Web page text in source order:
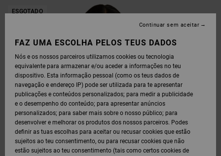
ESGOTADO
FAZ UMA ESCOLHA PELOS TEUS DADOS
Nós e os nossos parceiros utilizamos cookies ou tecnologia
equivalente para armazenar e/ou aceder a informações no teu
dispositivo. Esta informação pessoal (como os teus dados de
navegação e endereço IP) pode ser utilizada para te apresentar
publicações e conteúdos personalizados; para medir a publicidade
e o desempenho do conteúdo; para apresentar anúncios
personalizados; para saber mais sobre o nosso público; para
desenvolver e melhorar os produtos dos nossos parceiros. Podes
definir as tuas escolhas para aceitar ou recusar cookies que estão
sujeitos ao teu consentimento, ou para recusar cookies que não
estão sujeitos ao teu consentimento (tais como certos cookies de
Continuar sem aceitar